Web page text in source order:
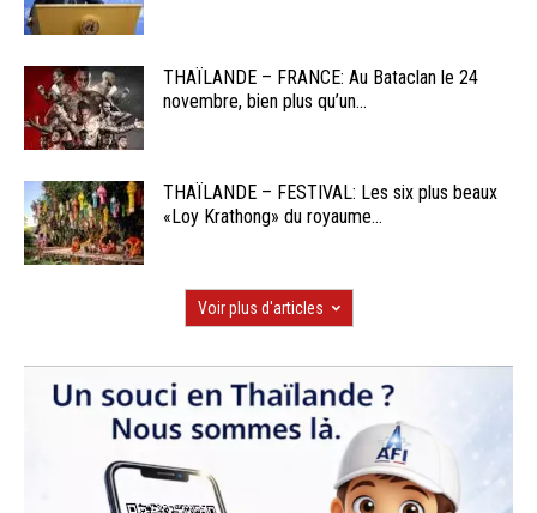
THAÏLANDE – FRANCE: Au Bataclan le 24
novembre, bien plus qu’un...
THAÏLANDE – FESTIVAL: Les six plus beaux
«Loy Krathong» du royaume...
Voir plus d'articles